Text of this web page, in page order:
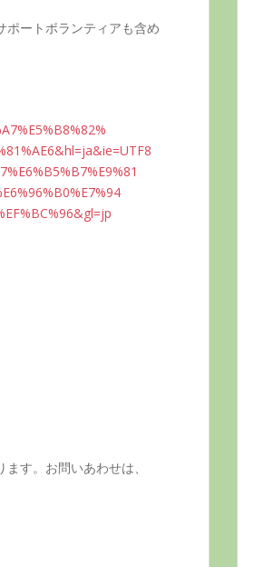
ポートボランティアも含め
%B8%82%
&hl=ja&ie=UTF8
E6%B5%B7%E9%81
E6%96%B0%E7%94
EF%BC%96&gl=jp
す。お問いあわせは、